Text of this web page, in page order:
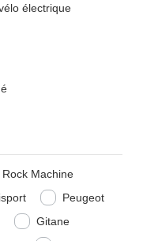
électrique
Rock Machine
Peugeot
Gitane